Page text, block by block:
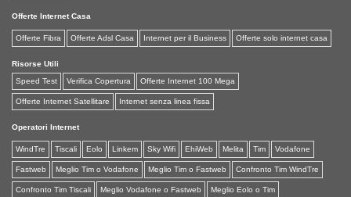
Offerte Internet Casa
Offerte Fibra Offerte Adsl Casa Internet per il Business Offerte solo internet casa
Risorse Utili
Speed Test
Verifica Copertura Offerte Internet 100 Mega
Offerte Internet Satellitare Internet senza linea fissa
Operatori Internet
WindTre Tiscali Eolo Linkem Sky Wifi EhiWeb Melita Tim Vodafone
Fastweb Meglio Tim o Vodafone Meglio Tim o Fastweb Confronto Tim WindTre
Confronto Tim Tiscali Meglio Vodafone o Fastweb Meglio Eolo o Tim